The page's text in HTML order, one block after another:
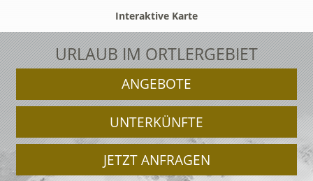
Interaktive Karte
URLAUB IM ORTLERGEBIET
ANGEBOTE
UNTERKÜNFTE
JETZT ANFRAGEN